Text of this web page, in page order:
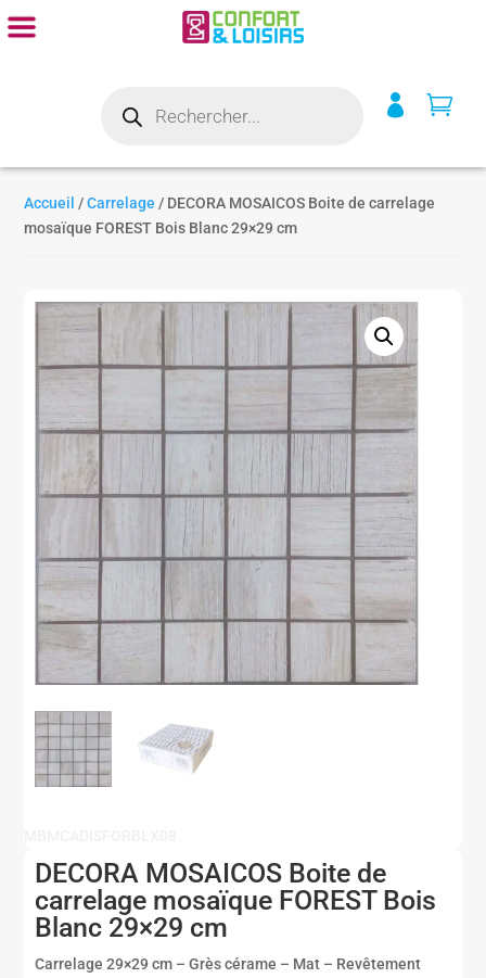
produits
 
Accueil /Carrelage / DECORA MOSAICOS Boite de carrelage
mosaïque FOREST Bois Blanc 29×29 cm
DECORA MOSAICOS Boite de
carrelage mosaïque FOREST Bois
Blanc 29×29 cm
Carrelage 29×29 cm – Grès cérame – Mat – Revêtement